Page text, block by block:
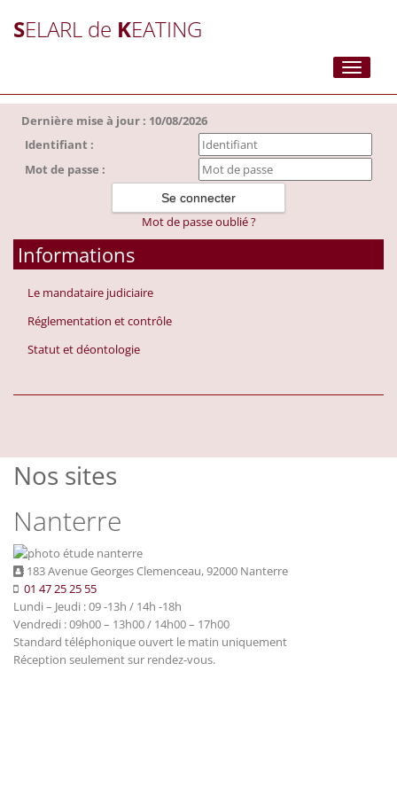
SELARL de KEATING
Toggle
Dernière mise à jour : 10/08/2026
Identifiant :
Mot de passe :
Mot de passe oublié ?
Informations
Le mandataire judiciaire
Réglementation et contrôle
Statut et déontologie
Nos sites
Nanterre
183 Avenue Georges Clemenceau, 92000 Nanterre
01 47 25 25 55
Lundi – Jeudi : 09 -13h / 14h -18h
Vendredi : 09h00 – 13h00 / 14h00 – 17h00
Standard téléphonique ouvert le matin uniquement
Réception seulement sur rendez-vous.